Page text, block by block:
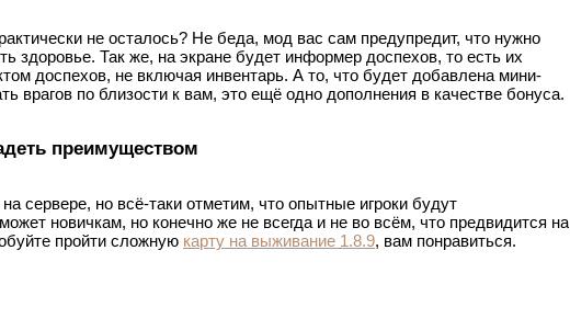
не осталось? Не беда, мод вас сам предупредит, что нужно
здоровье. Так же, на экране будет информер доспехов, то есть их
доспехов, не включая инвентарь. А то, что будет добавлена мини-
врагов по близости к вам, это ещё одно дополнения в качестве бонуса.
преимуществом
сервере, но всё-таки отметим, что опытные игроки будут
новичкам, но конечно же не всегда и не во всём, что предвидится на
пройти сложную карту на выживание 1.8.9, вам понравиться.